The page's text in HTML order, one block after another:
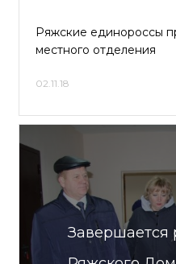
Ряжские единороссы
местного отделения
02.11.18
Завершается